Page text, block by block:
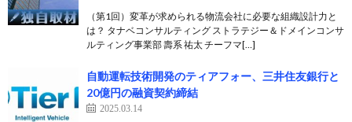
（第1回）変革が求められる物流会社に必要な組織設計力と
は？ タナベコンサルティング ストラテジー＆ドメインコンサ
ルティング事業部 壽系 祐太 チーフマ[…]
自動運転技術開発のティアフォー、三井住友銀行と
20億円の融資契約締結
2025.03.14